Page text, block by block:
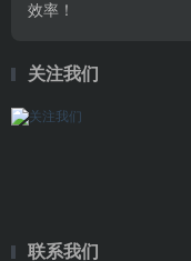
效率！
关注我们
联系我们